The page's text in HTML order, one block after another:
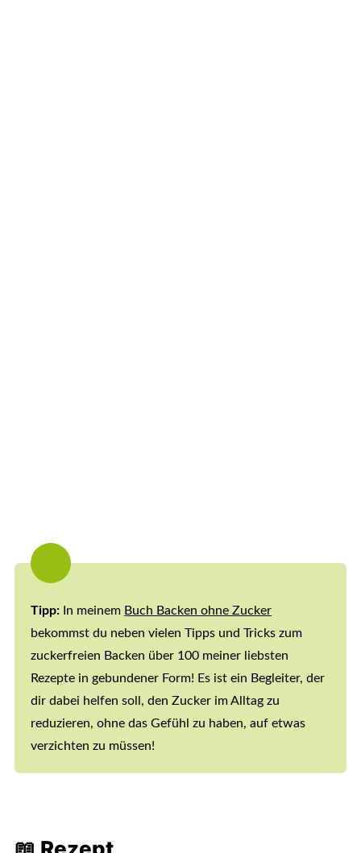
Tipp:In meinem Buch Backen ohne Zucker
bekommst du neben vielen Tipps und Tricks zum
zuckerfreien Backen über 100 meiner liebsten
Rezepte in gebundener Form! Es ist ein Begleiter, der
dir dabei helfen soll, den Zucker im Alltag zu
reduzieren, ohne das Gefühl zu haben, auf etwas
verzichten zu müssen!